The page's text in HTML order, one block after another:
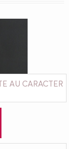
AU CARACTER